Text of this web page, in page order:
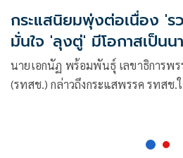
กระแสนิยมพุ่งต่อเนื่อง 'ร
มั่นใจ 'ลุงตู่' มีโอกา
นายเอกนัฏ พร้อมพันธุ์ เลขาธิการพร
(รทสช.) กล่าวถึงกระแสพรรค รทสช